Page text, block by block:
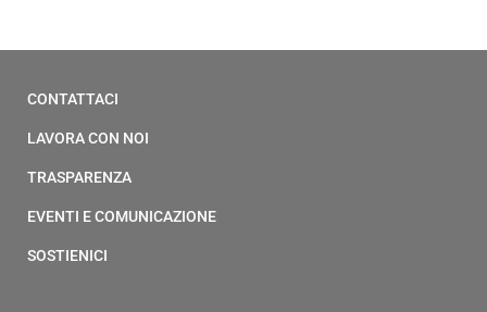
CONTATTACI
LAVORA CON NOI
TRASPARENZA
EVENTI E COMUNICAZIONE
SOSTIENICI